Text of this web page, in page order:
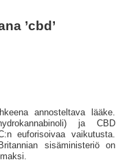
’cbd’
annosteltava lääke.
ja CBD
euforisoivaa vaikutusta.
sisäministeriö on